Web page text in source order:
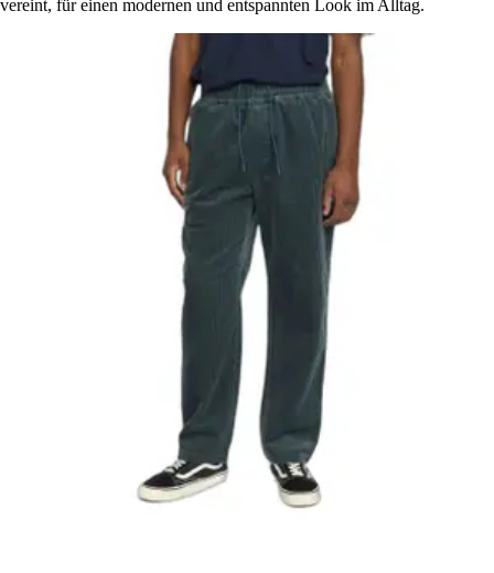
vereint, für einen modernen und entspannten Look im Alltag.